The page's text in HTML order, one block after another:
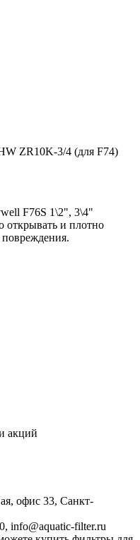
ZR10K-3/4 (для F74)
F76S 1\2", 3\4"
открывать и плотно
повреждения.
акций
офис 33, Санкт-
, info@aquatic-filter.ru